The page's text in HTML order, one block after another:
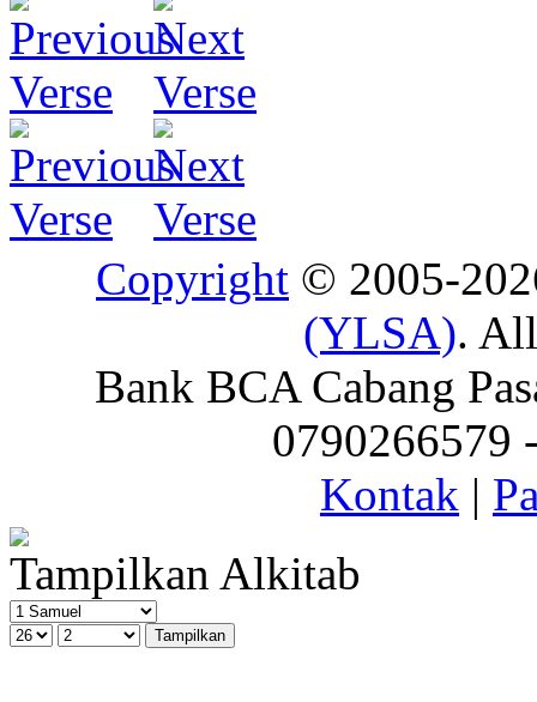
Copyright © 2005-
(YLSA).
Bank BCA Cabang
0790266579
Kontak |
Tampilkan Alkitab